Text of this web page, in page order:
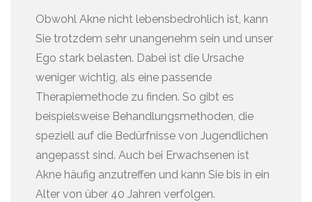
Obwohl Akne nicht lebensbedrohlich ist, kann
Sie trotzdem sehr unangenehm sein und unser
Ego stark belasten. Dabei ist die Ursache
weniger wichtig, als eine passende
Therapiemethode zu finden. So gibt es
beispielsweise Behandlungsmethoden, die
speziell auf die Bedürfnisse von Jugendlichen
angepasst sind. Auch bei Erwachsenen ist
Akne häufig anzutreffen und kann Sie bis in ein
Alter von über 40 Jahren verfolgen.